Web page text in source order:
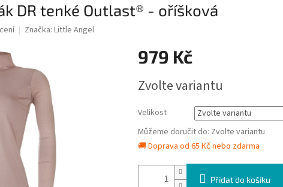
DR tenké Outlast® - oříšková
Značka: Little Angel
979 Kč
cena:
Zvolte variantu
Velikost
Můžeme doručit do: Zvolte variantu
🚚 Doprava od 65 Kč nebo zdarma
Přidat do košíku